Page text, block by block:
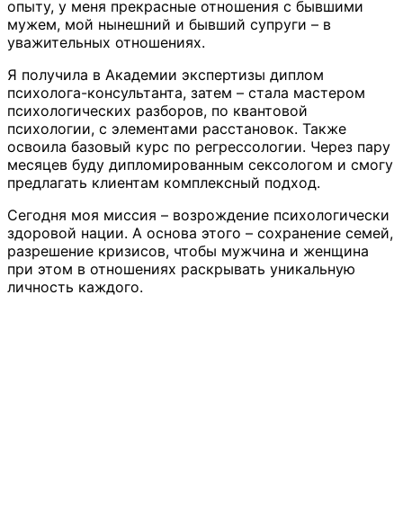
опыту, у меня прекрасные отношения с бывшими
мужем, мой нынешний и бывший супруги – в
уважительных отношениях.
Я получила в Академии экспертизы диплом
психолога-консультанта, затем – стала мастером
психологических разборов, по квантовой
психологии, с элементами расстановок. Также
освоила базовый курс по регрессологии. Через пару
месяцев буду дипломированным сексологом и смогу
предлагать клиентам комплексный подход.
Сегодня моя миссия – возрождение психологически
здоровой нации. А основа этого – сохранение семей,
разрешение кризисов, чтобы мужчина и женщина
при этом в отношениях раскрывать уникальную
личность каждого.